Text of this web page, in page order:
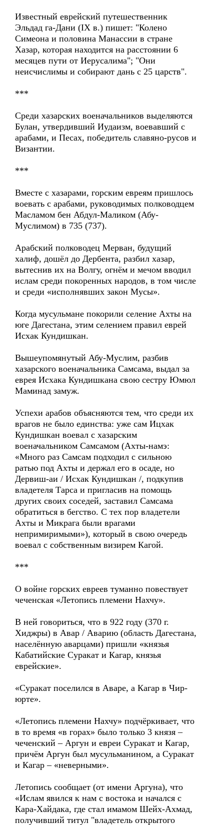
Известный еврейский путешественник
Эльдад га-Дани (IХ в.) пишет: "Колено
Симеона и половина Манассии в стране
Хазар, которая находится на расстоянии 6
месяцев пути от Иерусалима"; "Они
неисчислимы и собирают дань с 25 царств".
***
Среди хазарских военачальников выделяются
Булан, утвердивший Иудаизм, воевавший с
арабами, и Песах, победитель славяно-русов и
Византии.
***
Вместе с хазарами, горским евреям пришлось
воевать с арабами, руководимых полководцем
Масламом бен Абдул-Маликом (Абу-
Муслимом) в 735 (737).
Арабский полководец Мерван, будущий
халиф, дошёл до Дербента, разбил хазар,
вытеснив их на Волгу, огнём и мечом вводил
ислам среди покоренных народов, в том числе
и среди «исполнявших закон Мусы».
Когда мусульмане покорили селение Ахты на
юге Дагестана, этим селением правил еврей
Исхак Кундишкан.
Вышеупомянутый Абу-Муслим, разбив
хазарского военачальника Самсама, выдал за
еврея Исхака Кундишкана свою сестру Юмюл
Маминад замуж.
Успехи арабов объясняются тем, что среди их
врагов не было единства: уже сам Ицхак
Кундишкан воевал с хазарским
военачальником Самсамом (Ахты-намэ:
«Много раз Самсам подходил с сильною
ратью под Ахты и держал его в осаде, но
Дервиш-аи / Исхак Кундишкан /, подкупив
владетеля Тарса и пригласив на помощь
других своих соседей, заставил Самсама
обратиться в бегство. С тех пор владетели
Ахты и Микрага были врагами
непримиримыми»), который в свою очередь
воевал с собственным визирем Кагой.
***
О войне горских евреев туманно повествует
чеченская «Летопись племени Нахчу».
В ней говориться, что в 922 году (370 г.
Хиджры) в Авар / Аварию (область Дагестана,
населённую аварцами) пришли «князья
Кабатийские Суракат и Кагар, князья
еврейские».
«Суракат поселился в Аваре, а Кагар в Чир-
юрте».
«Летопись племени Нахчу» подчёркивает, что
в то время «в горах» было только 3 князя –
чеченский – Аргун и евреи Суракат и Кагар,
причём Аргун был мусульманином, а Суракат
и Кагар – «неверными».
Летопись сообщает (от имени Аргуна), что
«Ислам явился к нам с востока и начался с
Кара-Хайдака, где стал имамом Шейх-Ахмад,
получивший титул "владетель открытого